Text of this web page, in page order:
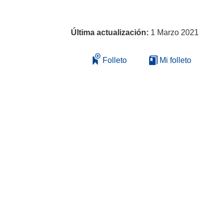
Última actualización: 1 Marzo 2021
Folleto Mi folleto